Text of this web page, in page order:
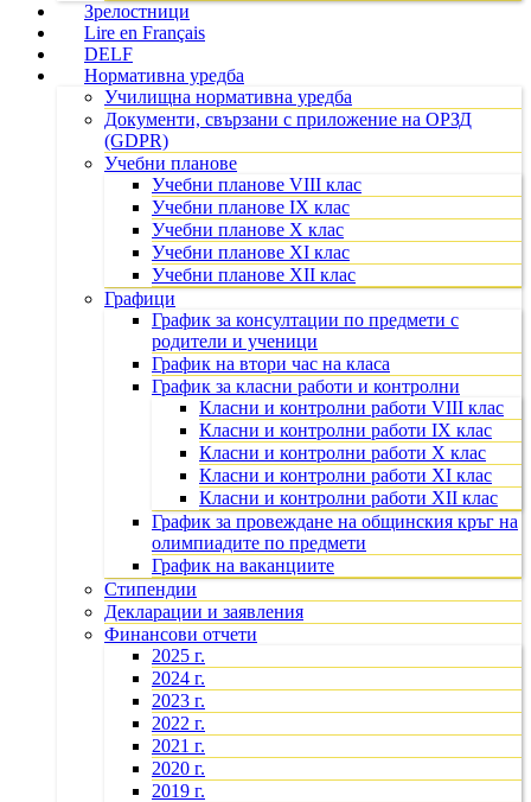
Зрелостници
Lire en Français
DELF
Нормативна уредба
Училищна нормативна уредба
Документи, свързани с приложение на ОРЗД
(GDPR)
Учебни планове
Учебни планове VIII клас
Учебни планове IX клас
Учебни планове X клас
Учебни планове XI клас
Учебни планове XII клас
Графици
График за консултации по предмети с
родители и ученици
График на втори час на класа
График за класни работи и контролни
Класни и контролни работи VIII клас
Класни и контролни работи IX клас
Класни и контролни работи X клас
Класни и контролни работи XI клас
Класни и контролни работи XII клас
График за провеждане на общинския кръг на
олимпиадите по предмети
График на ваканциите
Стипендии
Декларации и заявления
Финансови отчети
2025 г.
2024 г.
2023 г.
2022 г.
2021 г.
2020 г.
2019 г.